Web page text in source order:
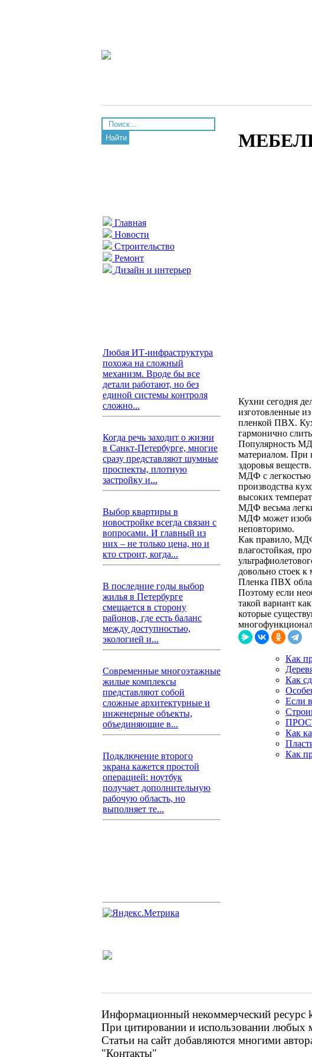
Найти
Главная
Новости
Строительство
Ремонт
Дизайн и интерьер
Любая ИТ-инфраструктура
похожа на сложный
механизм. Вроде бы все
детали работают, но без
единой системы контроля
сложно...
Когда речь заходит о жизни
в Санкт-Петербурге, многие
сразу представляют шумные
проспекты, плотную
застройку и...
Выбор квартиры в
новостройке всегда связан с
вопросами. И главный из
них – не только цена, но и
кто строит, когда...
В последние годы выбор
жилья в Петербурге
смещается в сторону
районов, где есть баланс
между доступностью,
экологией и...
Современные многоэтажные
жилые комплексы
представляют собой
сложные архитектурные и
инженерные объекты,
объединяющие в...
Подключение второго
экрана кажется простой
операцией: ноутбук
получает дополнительную
рабочую область, но
выполняет те...
Кухни сегодня
изготовленные
пленкой ПВХ.
гармонично
Популярность
материалом. При
здоровья
МДФ с легкостью
производства
высоких
МДФ весьма
МДФ может
неповторимо.
Как правило,
влагостойкая,
довольно стоек
Пленка ПВХ
Поэтому если
такой вариант
которые
Как
Как
Если
Как
Как
Информационный некоммерческий ресурс
При цитировании и использовании любых
Статьи на сайт добавляются многими
"Контакты"